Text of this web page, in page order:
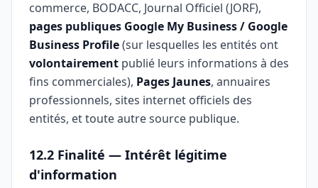
commerce, BODACC, Journal Officiel (JORF),
pages publiques Google My Business / Google
Business Profile(sur lesquelles les entités ont
volontairement publié leurs informations à des
fins commerciales), Pages Jaunes, annuaires
professionnels, sites internet officiels des
entités, et toute autre source publique.
12.2 Finalité — Intérêt légitime
d'information